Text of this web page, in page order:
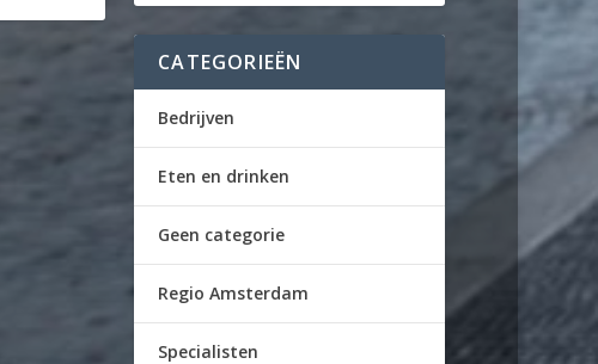
CATEGORIEËN
Bedrijven
Eten en drinken
Geen categorie
Regio Amsterdam
Specialisten